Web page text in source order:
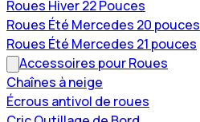
Roues Hiver 22 Pouces
Roues Été Mercedes 20 pouces
Roues Été Mercedes 21 pouces
Accessoires pour Roues
Chaînes à neige
Écrous antivol de roues